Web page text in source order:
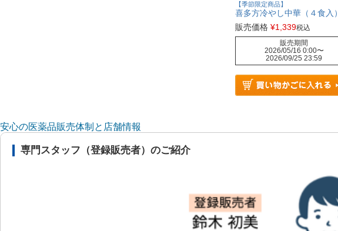
【季節限定商品】
喜多方冷やし中華（４食入）
販売価格 ¥1,339税込
販売期間
2026/05/16 0:00〜
2026/09/25 23:59
安心の医薬品販売体制と店舗情報
専門スタッフ（登録販売者）のご紹介